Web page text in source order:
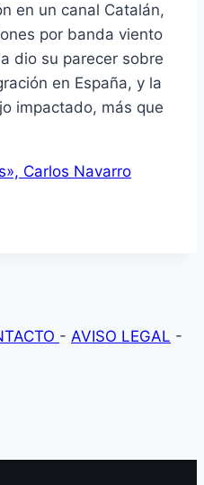
en un canal Catalán,
por banda viento
dio su parecer sobre
en España, y la
impactado, más que
Carlos Navarro
- AVISO LEGAL -